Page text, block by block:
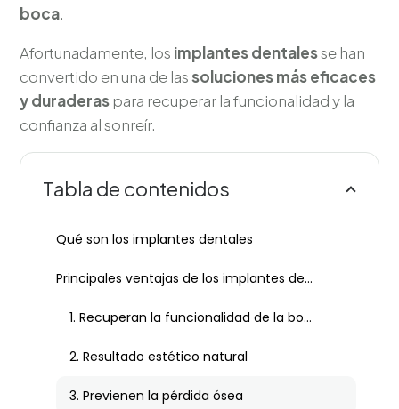
boca.
Afortunadamente, los implantes dentalesse han
convertido en una de lassoluciones más eficaces
y duraderas para recuperar la funcionalidad y la
confianza al sonreír.
Tabla de contenidos
Qué son los implantes dentales
Principales ventajas de los implantes dentales
1. Recuperan la funcionalidad de la boca
2. Resultado estético natural
3. Previenen la pérdida ósea